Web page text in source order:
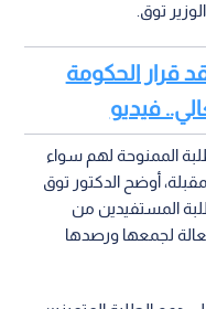
توق.
قرار الحكومة
فيديو
الممنوحة لهم سواء
أوضح الدكتور توق
المستفيدين من
لجمعها ورصدها